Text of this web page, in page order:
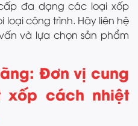
đa dạng các loại xốp
công trình. Hãy liên hệ
và lựa chọn sản phẩm
Đơn vị cung
cách nhiệt